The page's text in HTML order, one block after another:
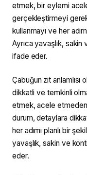
etmek, bir eylemi
gerçekleştirmeyi
kullanmayı ve her
Ayrıca yavaşlık,
ifade eder.
Çabuğun zıt
dikkatli ve temkinli
etmek, acele
durum, detaylara
her adımı planlı bir
yavaşlık, sakin ve
eder.